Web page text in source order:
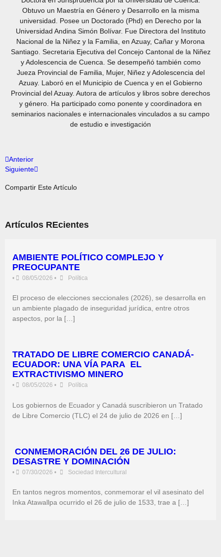
Obtuvo un Maestría en Género y Desarrollo en la misma
universidad. Posee un Doctorado (Phd) en Derecho por la
Universidad Andina Simón Bolívar. Fue Directora del Instituto
Nacional de la Niñez y la Familia, en Azuay, Cañar y Morona
Santiago. Secretaria Ejecutiva del Concejo Cantonal de la Niñez
y Adolescencia de Cuenca. Se desempeñó también como
Jueza Provincial de Familia, Mujer, Niñez y Adolescencia del
Azuay. Laboró en el Municipio de Cuenca y en el Gobierno
Provincial del Azuay. Autora de artículos y libros sobre derechos
y género. Ha participado como ponente y coordinadora en
seminarios nacionales e internacionales vinculados a su campo
de estudio e investigación
Anterior
Siguiente
Compartir Este Artículo
Artículos REcientes
AMBIENTE POLÍTICO COMPLEJO Y
PREOCUPANTE
• 08/05/2026 • Política
El proceso de elecciones seccionales (2026), se desarrolla en
un ambiente plagado de inseguridad jurídica, entre otros
aspectos, por la […]
TRATADO DE LIBRE COMERCIO CANADÁ-
ECUADOR: UNA VÍA PARA EL
EXTRACTIVISMO MINERO
• 08/05/2026 • Política
Los gobiernos de Ecuador y Canadá suscribieron un Tratado
de Libre Comercio (TLC) el 24 de julio de 2026 en […]
CONMEMORACIÓN DEL 26 DE JULIO:
DESASTRE Y DOMINACIÓN
• 07/30/2026 • Sociedad Intercultural
En tantos negros momentos, conmemorar el vil asesinato del
Inka Atawallpa ocurrido el 26 de julio de 1533, trae a […]